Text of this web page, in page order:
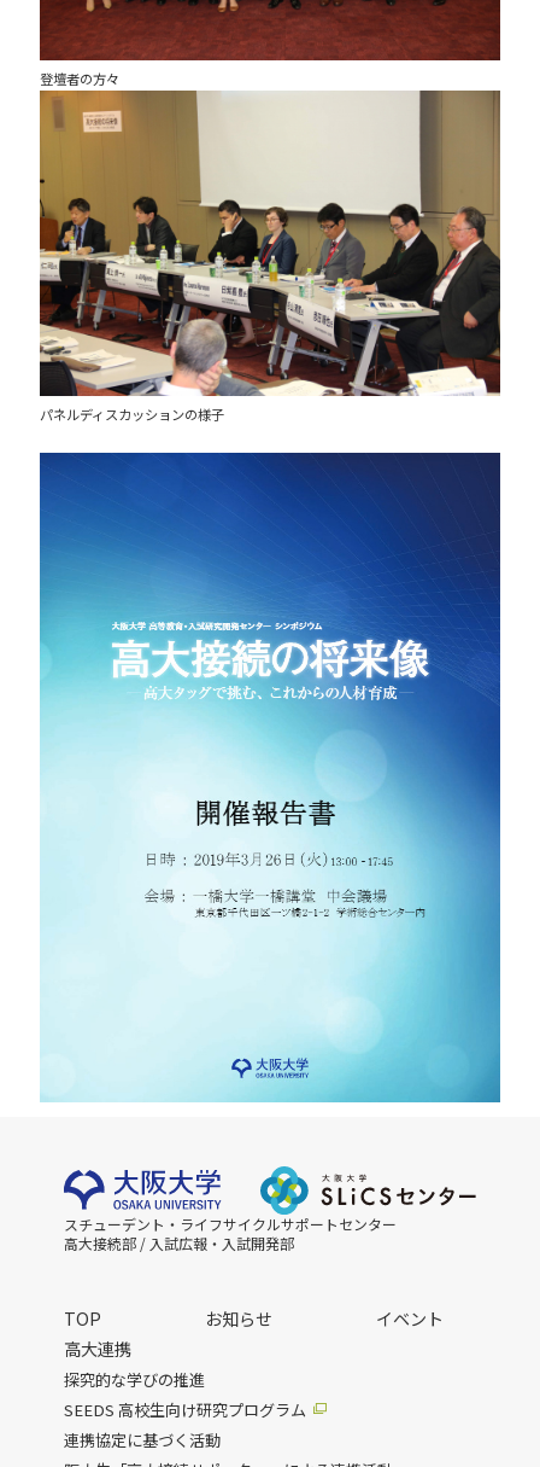
登壇者の方々
パネルディスカッションの様子
スチューデント・ライフサイクルサポートセンター
高大接続部 / 入試広報・入試開発部
TOP お知らせ
イベント
高大連携
探究的な学びの推進
SEEDS 高校生向け研究プログラム
連携協定に基づく活動